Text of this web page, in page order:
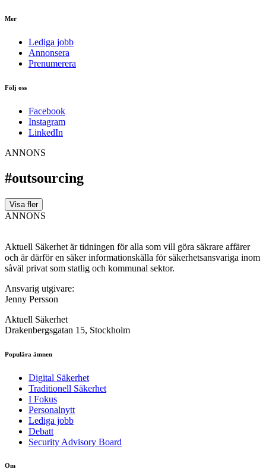
Mer
Lediga jobb
Annonsera
Prenumerera
Följ oss
Facebook
Instagram
LinkedIn
ANNONS
#outsourcing
Visa fler
ANNONS
Aktuell Säkerhet är tidningen för alla som vill göra säkrare affärer
och är därför en säker informationskälla för säkerhets­ansvariga inom
såväl privat som statlig och kommunal sektor.
Ansvarig utgivare:
Jenny Persson
Aktuell Säkerhet
Drakenbergsgatan 15, Stockholm
Populära ämnen
Digital Säkerhet
Traditionell Säkerhet
I Fokus
Personalnytt
Lediga jobb
Debatt
Security Advisory Board
Om